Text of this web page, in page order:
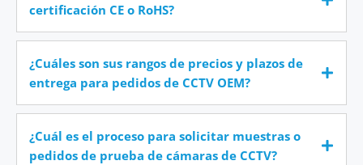
certificación CE o RoHS?
¿Cuáles son sus rangos de precios y plazos de
entrega para pedidos de CCTV OEM?
¿Cuál es el proceso para solicitar muestras o
pedidos de prueba de cámaras de CCTV?